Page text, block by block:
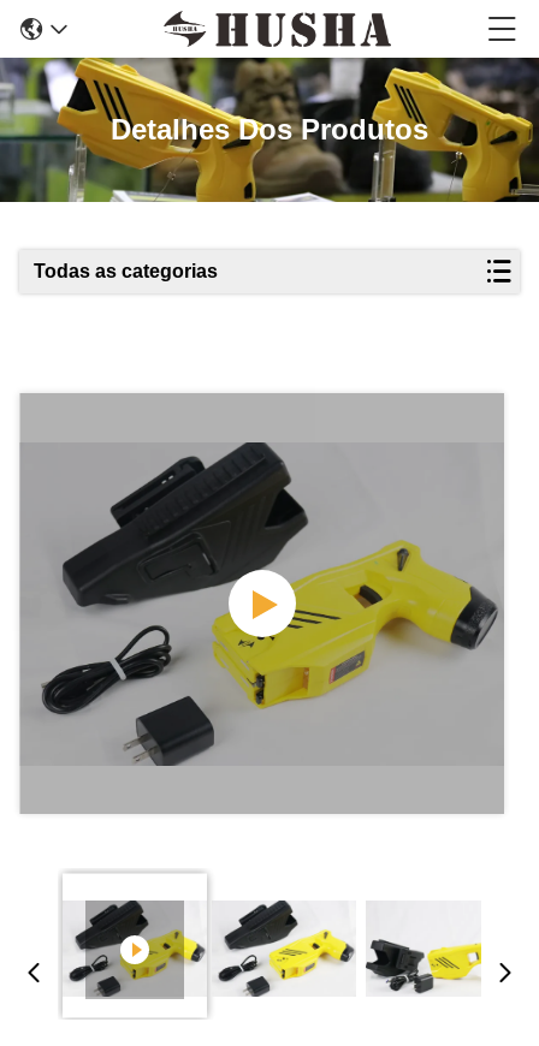
Detalhes Dos Produtos
Todas as categorias